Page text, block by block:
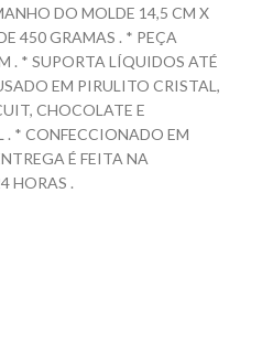
DO MOLDE 14,5 CM X
450 GRAMAS . * PEÇA
. * SUPORTA LÍQUIDOS ATÉ
EM PIRULITO CRISTAL,
CHOCOLATE E
. * CONFECCIONADO EM
É FEITA NA
HORAS .